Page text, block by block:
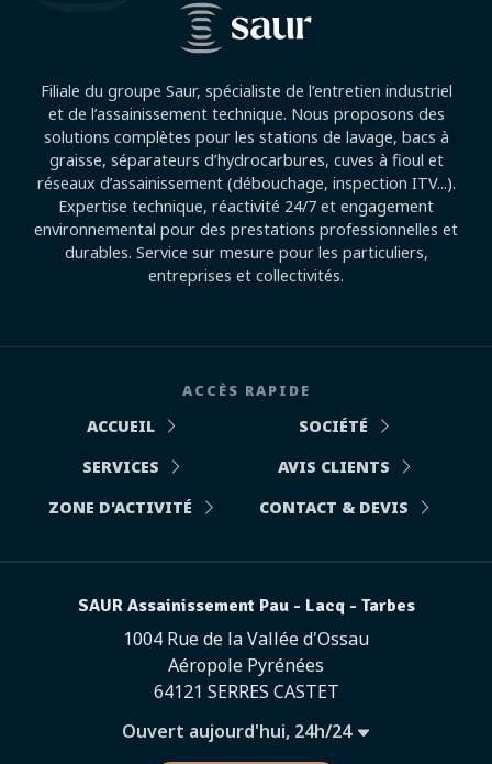
Filiale du groupe Saur, spécialiste de l’entretien industriel
et de l’assainissement technique. Nous proposons des
solutions complètes pour les stations de lavage, bacs à
graisse, séparateurs d’hydrocarbures, cuves à fioul et
réseaux d’assainissement (débouchage, inspection ITV...).
Expertise technique, réactivité 24/7 et engagement
environnemental pour des prestations professionnelles et
durables. Service sur mesure pour les particuliers,
entreprises et collectivités.
ACCÈS RAPIDE
ACCUEIL
SOCIÉTÉ
SERVICES
AVIS CLIENTS
ZONE D'ACTIVITÉ
CONTACT & DEVIS
SAUR Assainissement Pau - Lacq - Tarbes
1004 Rue de la Vallée d'Ossau
Aéropole Pyrénées
64121 SERRES CASTET
Ouvert aujourd'hui, 24h/24